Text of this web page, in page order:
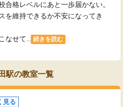
合格レベルにあと一歩届かない。
を維持できるか不安になってき
せて...
続きを読む
駅の教室一覧
見る